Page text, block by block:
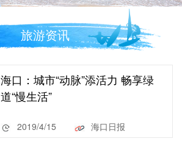
旅游资讯
海口：城市“动脉”添活力 畅享绿
道“慢生活”
2019/4/15 海口日报